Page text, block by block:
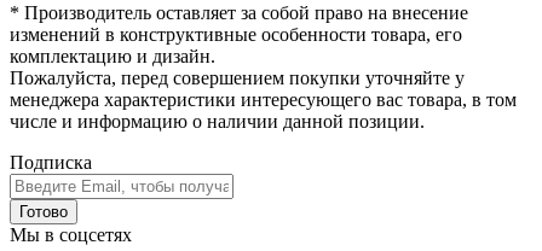
* Производитель оставляет за собой право на внесение
изменений в конструктивные особенности товара, его
комплектацию и дизайн.
Пожалуйста, перед совершением покупки уточняйте у
менеджера характеристики интересующего вас товара, в том
числе и информацию о наличии данной позиции.
Подписка
Готово
Мы в соцсетях